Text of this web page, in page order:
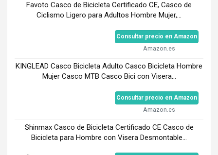
Favoto Casco de Bicicleta Certificado CE, Casco de
Ciclismo Ligero para Adultos Hombre Mujer,...
Consultar precio en Amazon
Amazon.es
KINGLEAD Casco Bicicleta Adulto Casco Bicicleta Hombre
Mujer Casco MTB Casco Bici con Visera...
Consultar precio en Amazon
Amazon.es
Shinmax Casco de Bicicleta Certificado CE Casco de
Bicicleta para Hombre con Visera Desmontable...